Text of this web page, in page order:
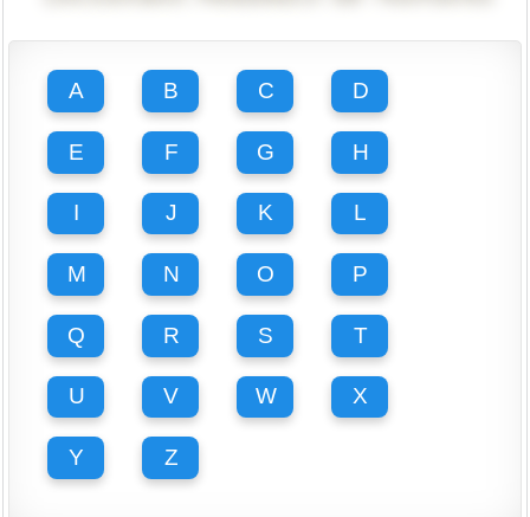
A B C D
E F G H
I J K L
M N O P
Q R S T
U V W X
Y Z